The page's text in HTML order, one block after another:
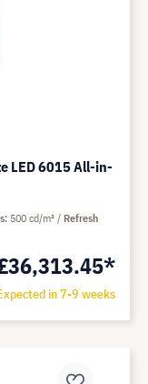
LED 6015 All-in-
in 7-9 weeks
500 cd/m²
Refresh